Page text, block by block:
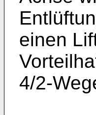
einen
4/2-